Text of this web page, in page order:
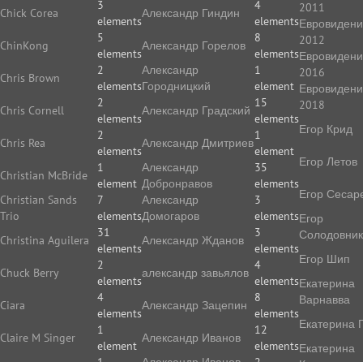
Chick Corea
3
elements
ChinKong
5
elements
Chris Brown
2
elements
Chris Cornell
2
elements
Chris Rea
2
elements
Christian McBride
1
element
Christian Sands
Trio
7
elements
Christina Aguilera
31
elements
Chuck Berry
2
elements
Ciara
4
elements
Claire M Singer
1
element
Александр Гиндин
4
elements
Александр Горелов
8
elements
Александр
Городницкий
1
element
Александр Градский
15
elements
Александр Дмитриев
1
element
Александр
Добронравов
35
elements
Александр
Домогаров
3
elements
Александр Жданов
3
elements
александр завьялов
4
elements
Александр Зацепин
8
elements
Александр Иванов
12
elements
2011
2012
2016
2018
Егор Крид
Егор Летов
Егор
Егор
Егор Шип
Екатерина
Варнавва
Екатерина
Екатерина